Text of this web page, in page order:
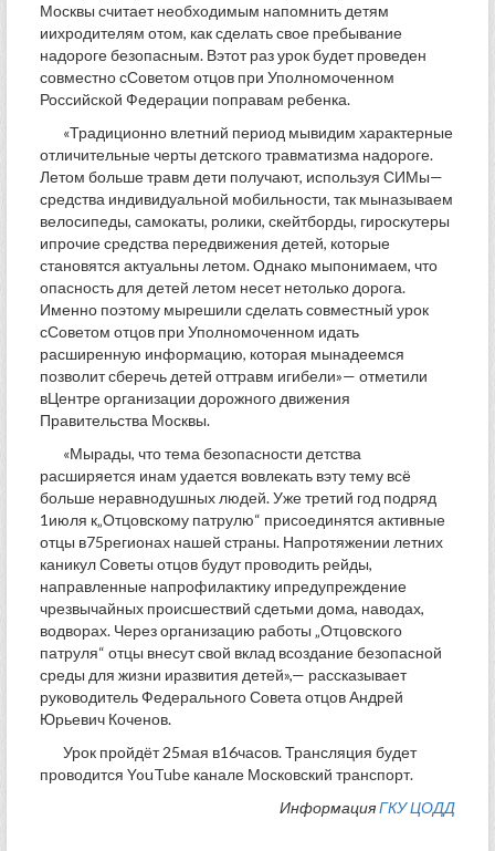
Москвы считает необходимым напомнить детям
иихродителям отом, как сделать свое пребывание
надороге безопасным. Вэтот раз урок будет проведен
совместно сСоветом отцов при Уполномоченном
Российской Федерации поправам ребенка.
«Традиционно влетний период мывидим характерные
отличительные черты детского травматизма надороге.
Летом больше травм дети получают, используя СИМы—
средства индивидуальной мобильности, так мыназываем
велосипеды, самокаты, ролики, скейтборды, гироскутеры
ипрочие средства передвижения детей, которые
становятся актуальны летом. Однако мыпонимаем, что
опасность для детей летом несет нетолько дорога.
Именно поэтому мырешили сделать совместный урок
сСоветом отцов при Уполномоченном идать
расширенную информацию, которая мынадеемся
позволит сберечь детей оттравм игибели»— отметили
вЦентре организации дорожного движения
Правительства Москвы.
«Мырады, что тема безопасности детства
расширяется инам удается вовлекать вэту тему всё
больше неравнодушных людей. Уже третий год подряд
1июля к„Отцовскому патрулю“ присоединятся активные
отцы в75регионах нашей страны. Напротяжении летних
каникул Советы отцов будут проводить рейды,
направленные напрофилактику ипредупреждение
чрезвычайных происшествий сдетьми дома, наводах,
водворах. Через организацию работы „Отцовского
патруля“ отцы внесут свой вклад всоздание безопасной
среды для жизни иразвития детей»,— рассказывает
руководитель Федерального Совета отцов Андрей
Юрьевич Коченов.
Урок пройдёт 25мая в16часов. Трансляция будет
проводится YouTube канале Московский транспорт.
ИнформацияГКУ ЦОДД